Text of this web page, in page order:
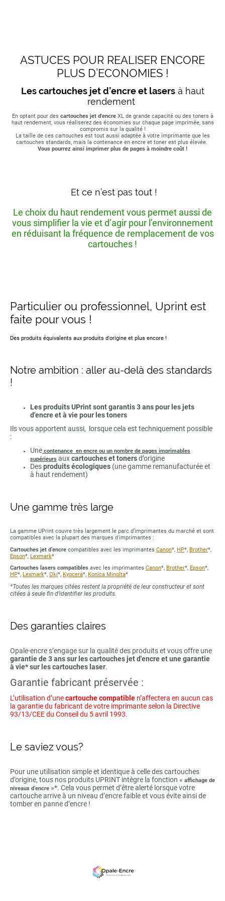
ASTUCES POUR REALISER ENCORE
PLUS D’ECONOMIES !
Les cartouches jet d’encre et lasersà haut
rendement
En optant pour des cartouches jet d'encreXL de grande capacité ou des toners à
haut rendement, vous réaliserez des économies sur chaque page imprimée, sans
compromis sur la qualité !
La taille de ces cartouches est tout aussi adaptée à votre imprimante que les
cartouches standards, mais la contenance en encre et toner est plus élevée.
Vous pourrez ainsi imprimer plus de pages à moindre coût !
Et ce n’est pas tout !
Le choix du haut rendement vous permet aussi de
vous simplifier la vie et d’agir pour l’environnement
en réduisant la fréquence de remplacement de vos
cartouches !
Particulier ou professionnel, Uprint est
faite pour vous !
Des produits équivalents aux produits d'origine et plus encore !
Notre ambition : aller au-delà des standards
!
Les produits UPrint sont garantis 3 ans pour les jets
d'encre et à vie pour les toners
Ils vous apportent aussi, lorsque cela est techniquement possible
:
Une contenance en encre ou un nombre de pages imprimables
supérieurs auxcartouches et tonersd’origine
Desproduits écologiques (une gamme remanufacturée et
à haut rendement)
Une gamme très large
La gamme UPrint couvre très largement le parc d’imprimantes du marché et sont
compatibles avec la plupart des marques d'imprimantes :
Cartouches jet d’encre compatibles avec les imprimantes Canon*, HP*, Brother*,
Epson*, Lexmark*
Cartouches lasers compatibles avec les imprimantes Canon*, Brother*, Epson*,
HP*, Lexmark*, Oki*, Kyocera*, Konica Minolta*
*Toutes les marques citées restent la propriété de leur constructeur et sont
citées à seule fin d’identifier les produits.
Des garanties claires
Opale-encre s’engage sur la qualité des produits et vous offre une
garantie de 3 ans sur les cartouches jet d'encre et une garantie
à vie* sur les cartouches laser.
Garantie fabricant préservée :
L’utilisation d’unecartouche compatible n’affectera en aucun cas
la garantie du fabricant de votre imprimante selon la Directive
93/13/CEE du Conseil du 5 avril 1993.
Le saviez vous?
Pour une utilisation simple et identique à celle des cartouches
d’origine, tous nos produits UPRINT intègre la fonction « affichage de
niveaux d’encre »*. Cela vous permet d’être alerté lorsque votre
cartouche arrive à un niveau d’encre faible et vous évite ainsi de
tomber en panne d’encre !